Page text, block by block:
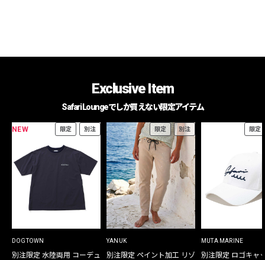
Exclusive Item
Safari Loungeでしか買えない限定アイテム
NEW 限定 別注
DOGTOWN
別注限定 水陸両用 コーデュ
限定 別注
YANUK
別注限定 ペイント加工 リゾ
限定
MUTA MARINE
別注限定 ロゴキャ